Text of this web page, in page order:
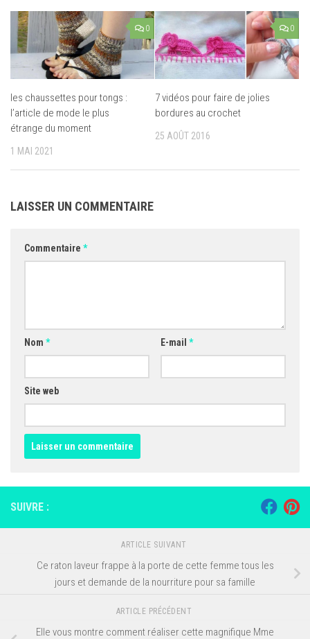
0
les chaussettes pour tongs :
l’article de mode le plus
étrange du moment
1 MAI 2021
0
7 vidéos pour faire de jolies
bordures au crochet
25 AOÛT 2016
LAISSER UN COMMENTAIRE
Commentaire *
Nom * E-mail *
Site web
SUIVRE :
ARTICLE SUIVANT
Ce raton laveur frappe à la porte de cette femme tous les
jours et demande de la nourriture pour sa famille
ARTICLE PRÉCÉDENT
Elle vous montre comment réaliser cette magnifique Mme